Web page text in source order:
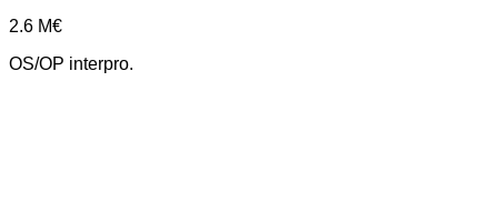
2.6 M€
OS/OP interpro.